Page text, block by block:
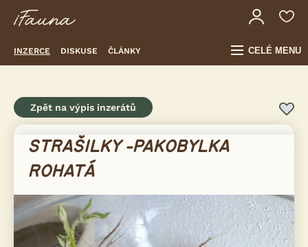
INZERCE DISKUSE ČLÁNKY CELÉ MENU
Zpět na výpis inzerátů
STRAŠILKY -PAKOBYLKA
ROHATÁ